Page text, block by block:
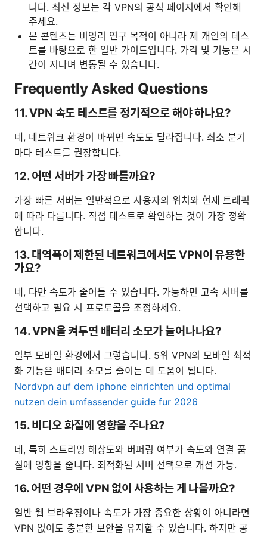
니다. 최신 정보는 각 VPN의 공식 페이지에서 확인해
주세요.
본 콘텐츠는 비영리 연구 목적이 아니라 제 개인의 테스
트를 바탕으로 한 일반 가이드입니다. 가격 및 기능은 시
간이 지나며 변동될 수 있습니다.
Frequently Asked Questions
11. VPN 속도 테스트를 정기적으로 해야 하나요?
네, 네트워크 환경이 바뀌면 속도도 달라집니다. 최소 분기
마다 테스트를 권장합니다.
12. 어떤 서버가 가장 빠를까요?
가장 빠른 서버는 일반적으로 사용자의 위치와 현재 트래픽
에 따라 다릅니다. 직접 테스트로 확인하는 것이 가장 정확
합니다.
13. 대역폭이 제한된 네트워크에서도 VPN이 유용한
가요?
네, 다만 속도가 줄어들 수 있습니다. 가능하면 고속 서버를
선택하고 필요 시 프로토콜을 조정하세요.
14. VPN을 켜두면 배터리 소모가 늘어나나요?
일부 모바일 환경에서 그렇습니다. 5위 VPN의 모바일 최적
화 기능은 배터리 소모를 줄이는 데 도움이 됩니다.
Nordvpn auf dem iphone einrichten und optimal
nutzen dein umfassender guide fur 2026
15. 비디오 화질에 영향을 주나요?
네, 특히 스트리밍 해상도와 버퍼링 여부가 속도와 연결 품
질에 영향을 줍니다. 최적화된 서버 선택으로 개선 가능.
16. 어떤 경우에 VPN 없이 사용하는 게 나을까요?
일반 웹 브라우징이나 속도가 가장 중요한 상황이 아니라면
VPN 없이도 충분한 보안을 유지할 수 있습니다. 하지만 공